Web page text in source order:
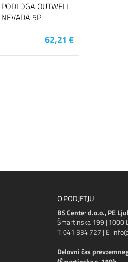
PODLOGA OUTWELL
NEVADA 5P
62,21 €
O PODJETJU
BS Center d.o.o., PE
Šmartinska 199 | 1000
T: 041 334 727 | E:
Delovni čas